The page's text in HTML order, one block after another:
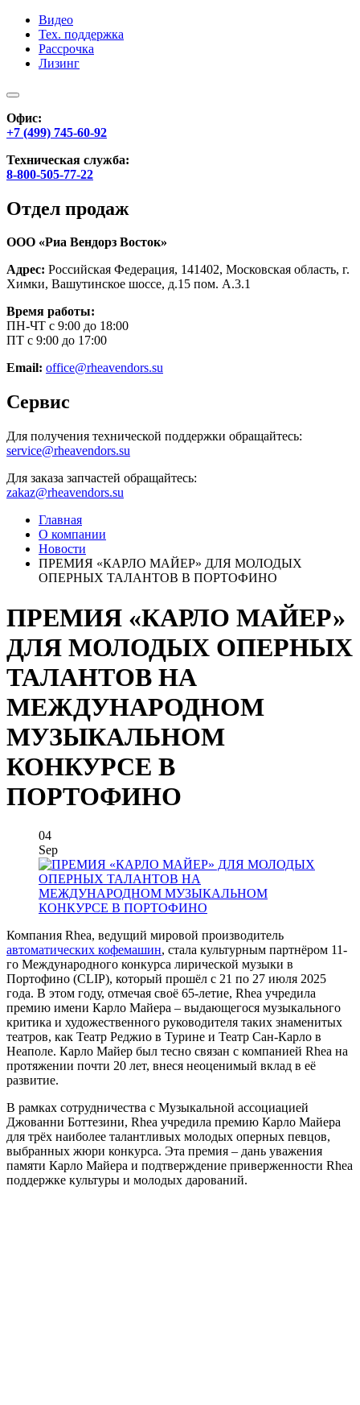
Видео
Тех. поддержка
Рассрочка
Лизинг
Офис:
+7 (499) 745-60-92
Техническая служба:
8-800-505-77-22
Отдел продаж
ООО «Риа Вендорз Восток»
Адрес: Российская Федерация, 141402, Московская область, г.
Химки, Вашутинское шоссе, д.15 пом. А.3.1
Время работы:
ПН-ЧТ с 9:00 до 18:00
ПТ с 9:00 до 17:00
Email: office@rheavendors.su
Сервис
Для получения технической поддержки обращайтесь:
service@rheavendors.su
Для заказа запчастей обращайтесь:
zakaz@rheavendors.su
Главная
О компании
Новости
ПРЕМИЯ «КАРЛО МАЙЕР» ДЛЯ МОЛОДЫХ
ОПЕРНЫХ ТАЛАНТОВ В ПОРТОФИНО
ПРЕМИЯ «КАРЛО МАЙЕР»
ДЛЯ МОЛОДЫХ ОПЕРНЫХ
ТАЛАНТОВ НА
МЕЖДУНАРОДНОМ
МУЗЫКАЛЬНОМ
КОНКУРСЕ В
ПОРТОФИНО
04
Sep
Компания Rhea, ведущий мировой производитель
автоматических кофемашин, стала культурным партнёром 11-
го Международного конкурса лирической музыки в
Портофино (CLIP), который прошёл с 21 по 27 июля 2025
года. В этом году, отмечая своё 65-летие, Rhea учредила
премию имени Карло Майера – выдающегося музыкального
критика и художественного руководителя таких знаменитых
театров, как Театр Реджио в Турине и Театр Сан-Карло в
Неаполе. Карло Майер был тесно связан с компанией Rhea на
протяжении почти 20 лет, внеся неоценимый вклад в её
развитие.
В рамках сотрудничества с Музыкальной ассоциацией
Джованни Боттезини, Rhea учредила премию Карло Майера
для трёх наиболее талантливых молодых оперных певцов,
выбранных жюри конкурса. Эта премия – дань уважения
памяти Карло Майера и подтверждение приверженности Rhea
поддержке культуры и молодых дарований.